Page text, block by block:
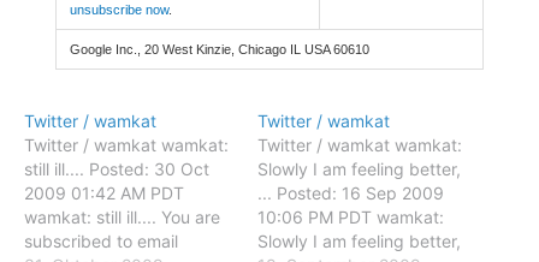
unsubscribe now.
Google Inc., 20 West Kinzie, Chicago IL USA 60610
Twitter / wamkat
Twitter / wamkat wamkat:
still ill.... Posted: 30 Oct
2009 01:42 AM PDT
wamkat: still ill.... You are
subscribed to email
Twitter / wamkat
Twitter / wamkat wamkat:
Slowly I am feeling better,
... Posted: 16 Sep 2009
10:06 PM PDT wamkat:
Slowly I am feeling better,